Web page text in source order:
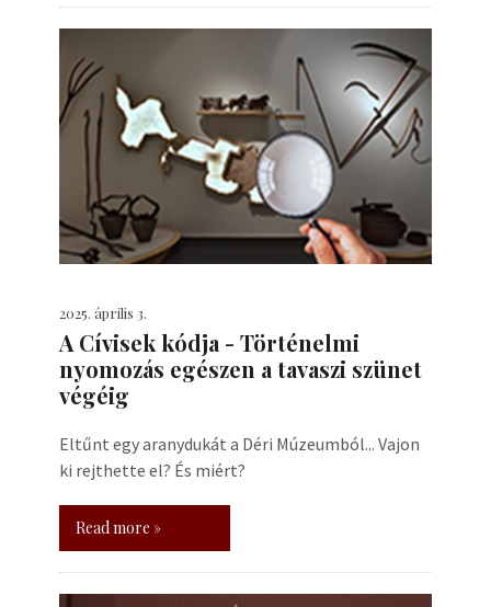
2025. április 3.
A Cívisek kódja - Történelmi
nyomozás egészen a tavaszi szünet
végéig
Eltűnt egy aranydukát a Déri Múzeumból... Vajon
ki rejthette el? És miért?
Read more »